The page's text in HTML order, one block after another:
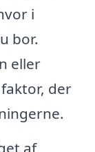
i
bor.
eller
der
af